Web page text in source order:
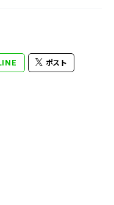
ポスト